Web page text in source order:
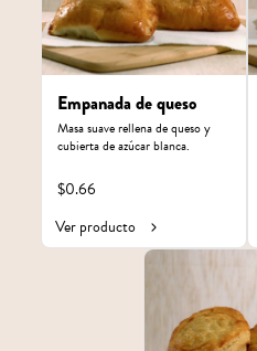
Empanada de queso
Masa suave rellena de queso y
cubierta de azúcar blanca.
$0.66
Ver producto